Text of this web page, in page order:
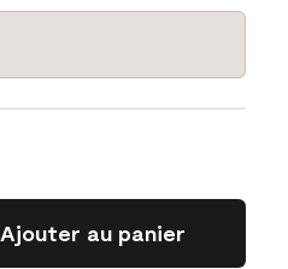
Ajouter au panier